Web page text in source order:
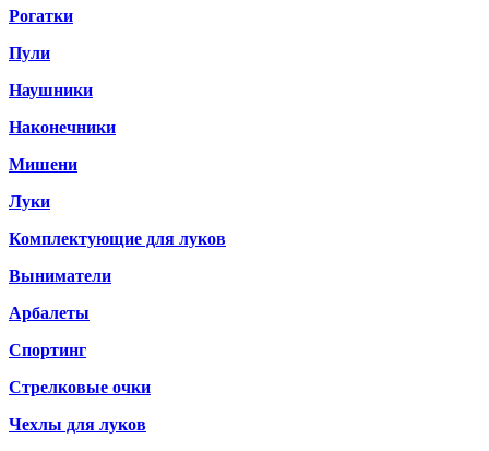
Рогатки
Пули
Наушники
Наконечники
Мишени
Луки
Комплектующие для луков
Выниматели
Арбалеты
Спортинг
Стрелковые очки
Чехлы для луков